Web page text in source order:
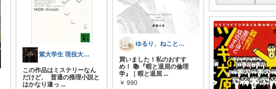
紫大学生 現役大学生の知見
この作品はミステリーなん
だけど、 普通の推理小説と
はかなり違っ ...
ゆるり、ねこと本と日々のこと😺📚🌸
買いました！私のおすす
め！ 📚『暇と退屈の倫理
学』｜暇と退屈 ...
￥ 990